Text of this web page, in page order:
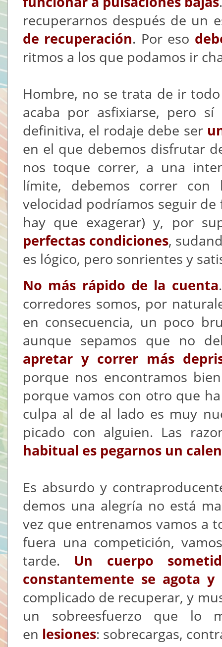
recuperarnos después de un
de recuperación. Por eso
ritmos a los que podamos ir
Hombre, no se trata de ir
acaba por asfixiarse, pero
definitiva, el rodaje debe ser
en el que debemos disfrutar
nos toque correr, a una
límite, debemos correr
velocidad podríamos seguir
hay que exagerar) y, por
perfectas condiciones,
es lógico, pero sonrientes y
No más rápido de la cuenta
corredores somos, por
en consecuencia, un poco
aunque sepamos que no
apretar y correr más
porque nos encontramos
porque vamos con otro que
culpa al de al lado es muy
picado con alguien. Las
habitual es pegarnos un
Es absurdo y
demos una alegría no está
vez que entrenamos vamos a
fuera una competición,
tarde.
Un cuerpo
constantemente se agota
complicado de recuperar, y
un sobreesfuerzo que lo
en lesiones: sobrecargas,